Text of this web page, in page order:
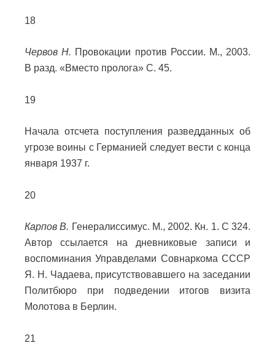
18
Червов Н. Провокации против России. М., 2003.
В разд. «Вместо пролога» С. 45.
19
Начала отсчета поступления разведданных об
угрозе воины с Германией следует вести с конца
января 1937 г.
20
Карпов В. Генералиссимус. М., 2002. Кн. 1. С 324.
Автор ссылается на дневниковые записи и
воспоминания Управделами Совнаркома СССР
Я. Н. Чадаева, присутствовавшего на заседании
Политбюро при подведении итогов визита
Молотова в Берлин.
21